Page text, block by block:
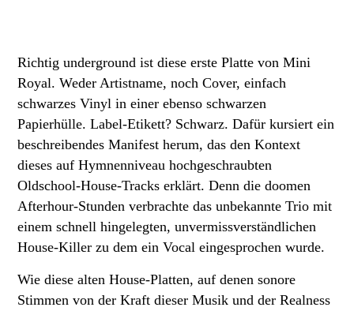
Richtig underground ist diese erste Platte von Mini
Royal. Weder Artistname, noch Cover, einfach
schwarzes Vinyl in einer ebenso schwarzen
Papierhülle. Label-Etikett? Schwarz. Dafür kursiert ein
beschreibendes Manifest herum, das den Kontext
dieses auf Hymnenniveau hochgeschraubten
Oldschool-House-Tracks erklärt. Denn die doomen
Afterhour-Stunden verbrachte das unbekannte Trio mit
einem schnell hingelegten, unvermissverständlichen
House-Killer zu dem ein Vocal eingesprochen wurde.
Wie diese alten House-Platten, auf denen sonore
Stimmen von der Kraft dieser Musik und der Realness